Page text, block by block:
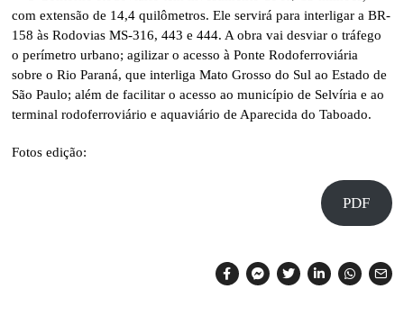
com extensão de 14,4 quilômetros. Ele servirá para interligar a BR-
158 às Rodovias MS-316, 443 e 444. A obra vai desviar o tráfego
o perímetro urbano; agilizar o acesso à Ponte Rodoferroviária
sobre o Rio Paraná, que interliga Mato Grosso do Sul ao Estado de
São Paulo; além de facilitar o acesso ao município de Selvíria e ao
terminal rodoferroviário e aquaviário de Aparecida do Taboado.
Fotos edição:
PDF